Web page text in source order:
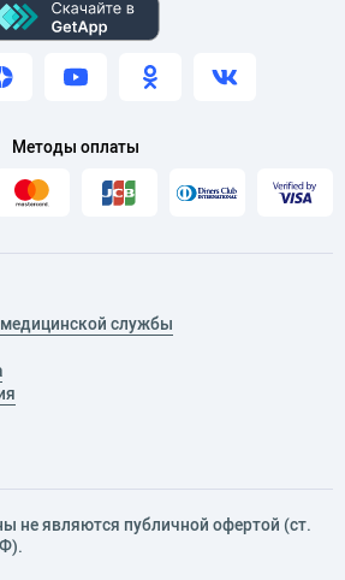
Методы оплаты
службы
не являются публичной офертой (ст.